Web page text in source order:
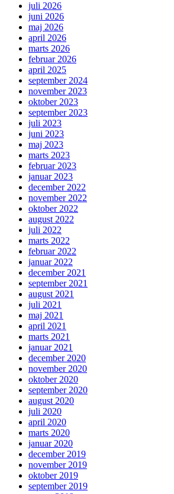
juli 2026
juni 2026
maj 2026
april 2026
marts 2026
februar 2026
april 2025
september 2024
november 2023
oktober 2023
september 2023
juli 2023
juni 2023
maj 2023
marts 2023
februar 2023
januar 2023
december 2022
november 2022
oktober 2022
august 2022
juli 2022
marts 2022
februar 2022
januar 2022
december 2021
september 2021
august 2021
juli 2021
maj 2021
april 2021
marts 2021
januar 2021
december 2020
november 2020
oktober 2020
september 2020
august 2020
juli 2020
april 2020
marts 2020
januar 2020
december 2019
november 2019
oktober 2019
september 2019